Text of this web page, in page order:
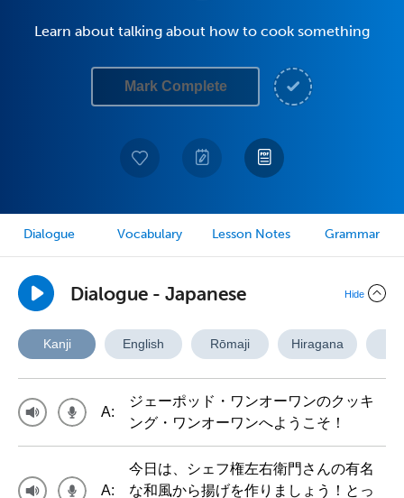
Learn about talking about how to cook something
Mark Complete
Dialogue Vocabulary Lesson Notes Grammar
Dialogue - Japanese Hide
Kanji English Rōmaji Hiragana
A:
ジェーポッド・ワンオーワンのクッキ
ング・ワンオーワンへようこそ！
A:
今日は、シェフ権左右衛門さんの有名
な和風から揚げを作りましょう！とっ